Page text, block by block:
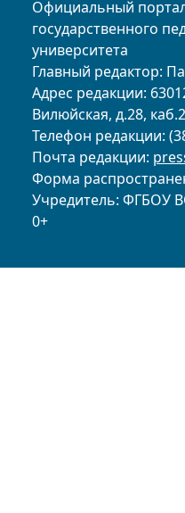
Официальный
государственного
университета
Главный редактор:
Адрес редакции:
Вилюйская, д.28,
Телефон редакции:
Почта редакции:
Форма
Учредитель: ФГБОУ
0+